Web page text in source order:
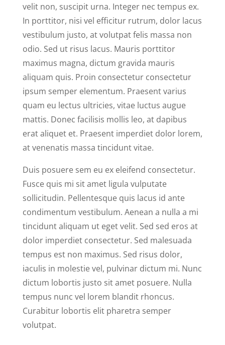
velit non, suscipit urna. Integer nec tempus ex.
In porttitor, nisi vel efficitur rutrum, dolor lacus
vestibulum justo, at volutpat felis massa non
odio. Sed ut risus lacus. Mauris porttitor
maximus magna, dictum gravida mauris
aliquam quis. Proin consectetur consectetur
ipsum semper elementum. Praesent varius
quam eu lectus ultricies, vitae luctus augue
mattis. Donec facilisis mollis leo, at dapibus
erat aliquet et. Praesent imperdiet dolor lorem,
at venenatis massa tincidunt vitae.
Duis posuere sem eu ex eleifend consectetur.
Fusce quis mi sit amet ligula vulputate
sollicitudin. Pellentesque quis lacus id ante
condimentum vestibulum. Aenean a nulla a mi
tincidunt aliquam ut eget velit. Sed sed eros at
dolor imperdiet consectetur. Sed malesuada
tempus est non maximus. Sed risus dolor,
iaculis in molestie vel, pulvinar dictum mi. Nunc
dictum lobortis justo sit amet posuere. Nulla
tempus nunc vel lorem blandit rhoncus.
Curabitur lobortis elit pharetra semper
volutpat.